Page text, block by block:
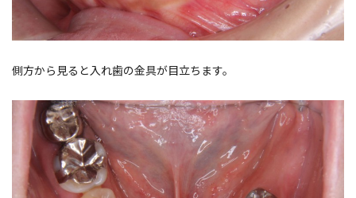
側方から見ると入れ歯の金具が目立ちます。